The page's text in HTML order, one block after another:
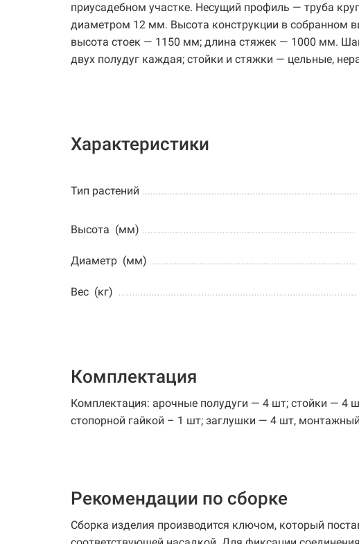
приусадебном участке. Несущий профиль — труба
диаметром 12 мм. Высота конструкции в собранном
высота стоек — 1150 мм; длина стяжек — 1000 мм.
двух полудуг каждая; стойки и стяжки — цельные,
Характеристики
Тип растений ..............................................................................
Высота (мм) .............................................................................
Диаметр (мм) ..........................................................................
Вес (кг) ......................................................................................
Комплектация
Комплектация: арочные полудуги — 4 шт; стойки —
стопорной гайкой – 1 шт; заглушки — 4 шт,
Рекомендации по сборке
Сборка изделия производится ключом, который